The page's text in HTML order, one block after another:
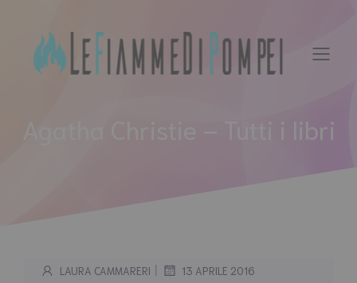
contenuto
Agatha Christie – Tutti i libri
LAURA CAMMARERI | 13 APRILE 2016